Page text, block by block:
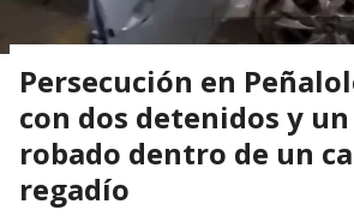
Persecución en
con dos detenidos y
robado dentro de un
regadío